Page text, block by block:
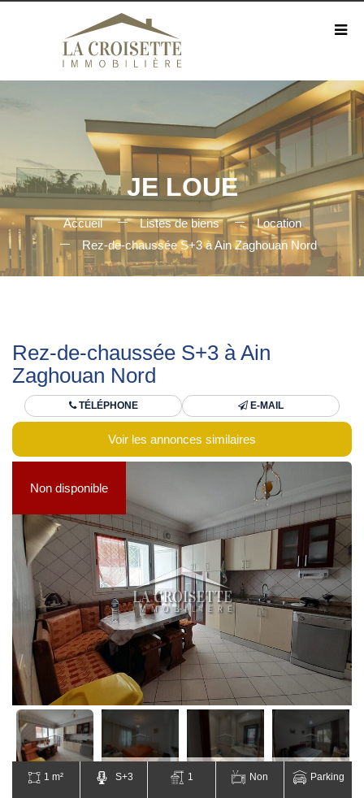
JE LOUE
Accueil Listes de biens
Location
Rez-de-chaussée S+3 à Ain Zaghouan Nord
Rez-de-chaussée S+3 à Ain
Zaghouan Nord
TÉLÉPHONE E-MAIL
Voir les annonces similaires
Non disponible
1 m² S+3 1 Non Parking